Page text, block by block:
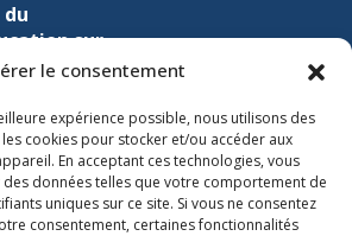
le consentement
expérience possible, nous utilisons des
cookies pour stocker et/ou accéder aux
En acceptant ces technologies, vous
données telles que votre comportement de
uniques sur ce site. Si vous ne consentez
consentement, certaines fonctionnalités
sur